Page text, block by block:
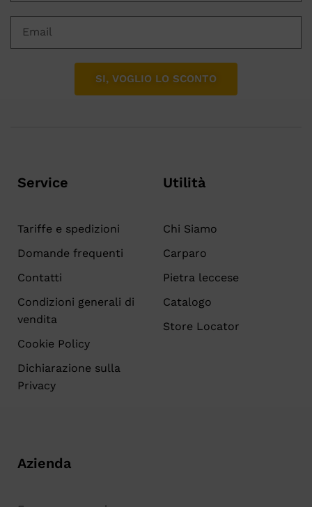
SI, VOGLIO LO SCONTO
Service
Tariffe e spedizioni
Domande frequenti
Contatti
Condizioni generali di
vendita
Cookie Policy
Dichiarazione sulla
Privacy
Utilità
Chi Siamo
Carparo
Pietra leccese
Catalogo
Store Locator
Azienda